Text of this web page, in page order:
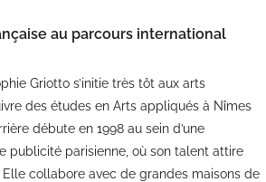
au parcours international
Griotto s’initie très tôt aux arts
des études en Arts appliqués à Nîmes
débute en 1998 au sein d’une
publicité parisienne, où son talent attire
Elle collabore avec de grandes maisons de